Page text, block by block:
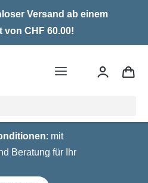
Versand ab einem
von CHF 60.00!
Toggle
: mit
Beratung für Ihr